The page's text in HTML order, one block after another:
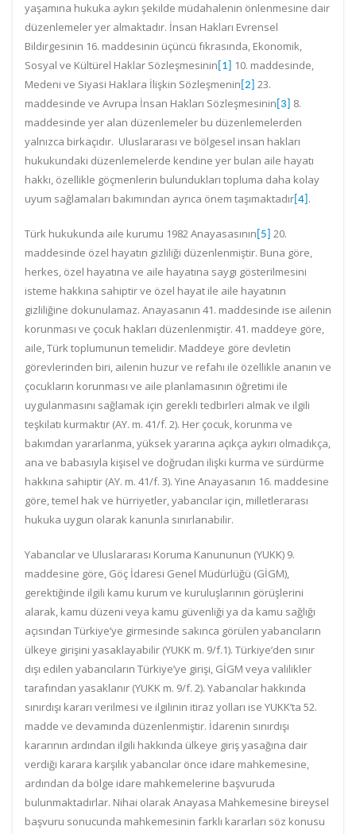
yaşamına hukuka aykırı şekilde müdahalenin önlenmesine dair
düzenlemeler yer almaktadır. İnsan Hakları Evrensel
Bildirgesinin 16. maddesinin üçüncü fıkrasında, Ekonomik,
Sosyal ve Kültürel Haklar Sözleşmesinin [1]
10. maddesinde,
Medeni ve Siyasi Haklara İlişkin Sözleşmenin [2] 23.
maddesinde ve Avrupa İnsan Hakları Sözleşmesinin [3]
8.
maddesinde yer alan düzenlemeler bu düzenlemelerden
yalnızca birkaçıdır. Uluslararası ve bölgesel insan hakları
hukukundaki düzenlemelerde kendine yer bulan aile hayatı
hakkı, özellikle göçmenlerin bulundukları topluma daha kolay
uyum sağlamaları bakımından ayrıca önem taşımaktadır [4] .
Türk hukukunda aile kurumu 1982 Anayasasının [5] 20.
maddesinde özel hayatın gizliliği düzenlenmiştir. Buna göre,
herkes, özel hayatına ve aile hayatına saygı gösterilmesini
isteme hakkına sahiptir ve özel hayat ile aile hayatının
gizliliğine dokunulamaz. Anayasanın 41. maddesinde ise ailenin
korunması ve çocuk hakları düzenlenmiştir. 41. maddeye göre,
aile, Türk toplumunun temelidir. Maddeye göre devletin
görevlerinden biri, ailenin huzur ve refahı ile özellikle ananın ve
çocukların korunması ve aile planlamasının öğretimi ile
uygulanmasını sağlamak için gerekli tedbirleri almak ve ilgili
teşkilatı kurmaktır (AY. m. 41/f. 2). Her çocuk, korunma ve
bakımdan yararlanma, yüksek yararına açıkça aykırı olmadıkça,
ana ve babasıyla kişisel ve doğrudan ilişki kurma ve sürdürme
hakkına sahiptir (AY. m. 41/f. 3). Yine Anayasanın 16. maddesine
göre, temel hak ve hürriyetler, yabancılar için, milletlerarası
hukuka uygun olarak kanunla sınırlanabilir.
Yabancılar ve Uluslararası Koruma Kanununun (YUKK) 9.
maddesine göre, Göç İdaresi Genel Müdürlüğü (GİGM),
gerektiğinde ilgili kamu kurum ve kuruluşlarının görüşlerini
alarak, kamu düzeni veya kamu güvenliği ya da kamu sağlığı
açısından Türkiye’ye girmesinde sakınca görülen yabancıların
ülkeye girişini yasaklayabilir (YUKK m. 9/f.1). Türkiye’den sınır
dışı edilen yabancıların Türkiye’ye girişi, GİGM veya valilikler
tarafından yasaklanır (YUKK m. 9/f. 2). Yabancılar hakkında
sınırdışı kararı verilmesi ve ilgilinin itiraz yolları ise YUKK’ta 52.
madde ve devamında düzenlenmiştir. İdarenin sınırdışı
kararının ardından ilgili hakkında ülkeye giriş yasağına dair
verdiği karara karşılık yabancılar önce idare mahkemesine,
ardından da bölge idare mahkemelerine başvuruda
bulunmaktadırlar. Nihai olarak Anayasa Mahkemesine bireysel
başvuru sonucunda mahkemesinin farklı kararları söz konusu